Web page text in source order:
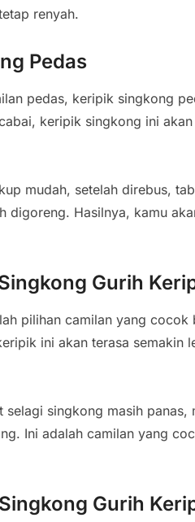
renyah.
Pedas
pedas, keripik singkong
keripik singkong ini
mudah, setelah direbus,
digoreng. Hasilnya, kamu
Gurih
pilihan camilan yang
ini akan terasa semakin
singkong masih panas,
Ini adalah camilan yang
Gurih